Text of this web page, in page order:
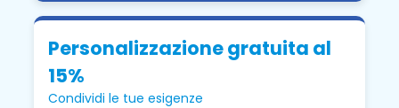
Personalizzazione gratuita al
15%
Condividi le tue esigenze